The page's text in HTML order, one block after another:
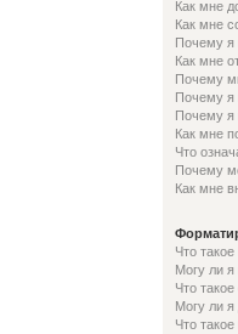
Как мне
Как мне
Почему я
Как мне
Почему
Почему я
Почему я
Как мне
Что
Почему
Как мне
Что
Могу ли я
Что
Могу ли
Что